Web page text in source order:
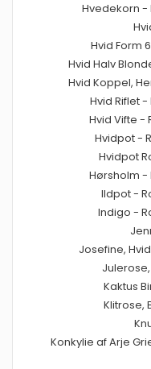
Hvedekorn
Hvid Form
Hvid Halv
Hvid Koppel,
Hvid Riflet
Hvid Vifte -
Hvidpot -
Hvidpot
Hørsholm -
Ildpot -
Indigo -
Josefine,
Kaktus
Klitrose,
Konkylie af Arje